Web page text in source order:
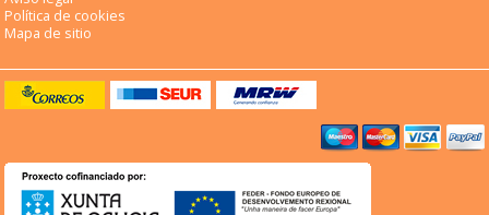
Política de cookies
Mapa de sitio